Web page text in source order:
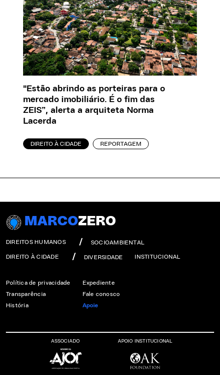
"Estão abrindo as porteiras para o
mercado imobiliário. É o fim das
ZEIS”, alerta a arquiteta Norma
Lacerda
DIREITO À CIDADE REPORTAGEM
MARCOZERO
DIREITOS HUMANOS SOCIOAMBIENTAL
DIREITO À CIDADE DIVERSIDADE INSTITUCIONAL
Política de privacidade
Transparência
História
Expediente
Fale conosco
Apoie
ASSOCIADO APOIO INSTITUCIONAL